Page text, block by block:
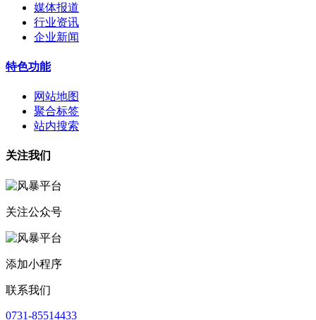
媒体报道
行业资讯
企业新闻
特色功能
网站地图
聚合标签
站内搜索
关注我们
关注公众号
添加小程序
联系我们
0731-85514433